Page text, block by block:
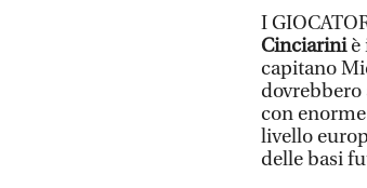
I
Cinciariniè
capitano
dovrebbero
con
livello
delle basi